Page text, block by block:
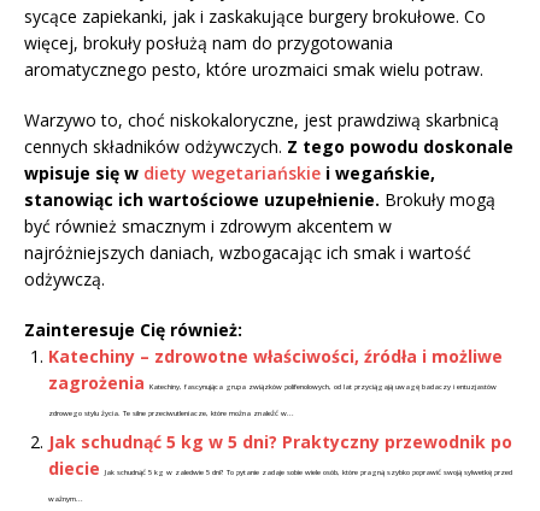
sycące zapiekanki, jak i zaskakujące burgery brokułowe. Co
więcej, brokuły posłużą nam do przygotowania
aromatycznego pesto, które urozmaici smak wielu potraw.
Warzywo to, choć niskokaloryczne, jest prawdziwą skarbnicą
cennych składników odżywczych. Z tego powodu doskonale
wpisuje się w diety wegetariańskie i wegańskie,
stanowiąc ich wartościowe uzupełnienie. Brokuły mogą
być również smacznym i zdrowym akcentem w
najróżniejszych daniach, wzbogacając ich smak i wartość
odżywczą.
Zainteresuje Cię również:
Katechiny – zdrowotne właściwości, źródła i możliwe
zagrożenia
Katechiny, fascynująca grupa związków polifenolowych, od lat przyciągają uwagę badaczy i entuzjastów
zdrowego stylu życia. Te silne przeciwutleniacze, które można znaleźć w...
Jak schudnąć 5 kg w 5 dni? Praktyczny przewodnik po
diecie
Jak schudnąć 5 kg w zaledwie 5 dni? To pytanie zadaje sobie wiele osób, które pragną szybko poprawić swoją sylwetkę przed
ważnym...